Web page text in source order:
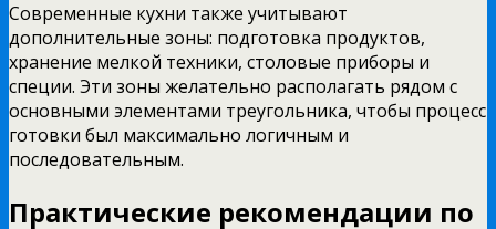
Современные кухни также учитывают
дополнительные зоны: подготовка продуктов,
хранение мелкой техники, столовые приборы и
специи. Эти зоны желательно располагать рядом с
основными элементами треугольника, чтобы процесс
готовки был максимально логичным и
последовательным.
Практические рекомендации по